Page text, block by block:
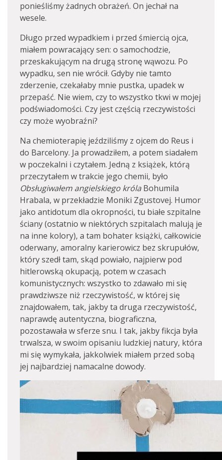
ponieśliśmy żadnych obrażeń. On jechał na
wesele.
Długo przed wypadkiem i przed śmiercią ojca,
miałem powracający sen: o samochodzie,
przeskakującym na drugą stronę wąwozu. Po
wypadku, sen nie wrócił. Gdyby nie tamto
zderzenie, czekałaby mnie pustka, upadek w
przepaść. Nie wiem, czy to wszystko tkwi w mojej
podświadomości. Czy jest częścią rzeczywistości
czy może wyobraźni?
Na chemioterapię jeździliśmy z ojcem do Reus i
do Barcelony. Ja prowadziłem, a potem siadałem
w poczekalni i czytałem. Jedną z książek, którą
przeczytałem w trakcie jego chemii, było
Obsługiwałem angielskiego króla Bohumila
Hrabala, w przekładzie Moniki Zgustovej. Humor
jako antidotum dla okropności, tu białe szpitalne
ściany (ostatnio w niektórych szpitalach malują je
na inne kolory), a tam bohater książki, całkowicie
oderwany, amoralny karierowicz bez skrupułów,
który szedł tam, skąd powiało, najpierw pod
hitlerowską okupacją, potem w czasach
komunistycznych: wszystko to zdawało mi się
prawdziwsze niż rzeczywistość, w której się
znajdowałem, tak, jakby ta druga rzeczywistość,
naprawdę autentyczna, biograficzna,
pozostawała w sferze snu. I tak, jakby fikcja była
trwalsza, w swoim opisaniu ludzkiej natury, która
mi się wymykała, jakkolwiek miałem przed sobą
jej najbardziej namacalne dowody.